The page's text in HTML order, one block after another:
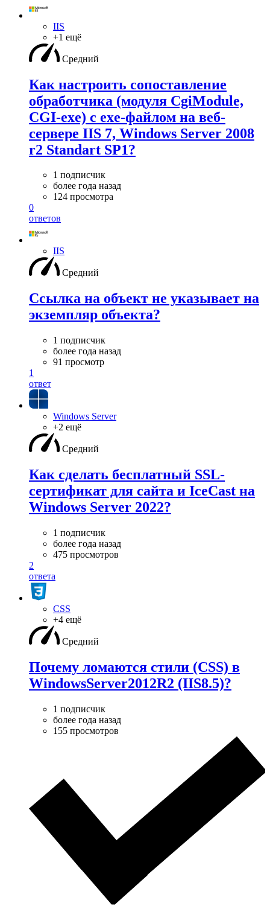
IIS
+1 ещё
Средний
Как настроить сопоставление
обработчика (модуля CgiModule,
CGI-exe) c exe-файлом на веб-
сервере IIS 7, Windows Server 2008
r2 Standart SP1?
1 подписчик
более года назад
124 просмотра
0
ответов
IIS
Средний
Ссылка на объект не указывает на
экземпляр объекта?
1 подписчик
более года назад
91 просмотр
1
ответ
Windows Server
+2 ещё
Средний
Как сделать бесплатный SSL-
сертификат для сайта и IceCast на
Windows Server 2022?
1 подписчик
более года назад
475 просмотров
2
ответа
CSS
+4 ещё
Средний
Почему ломаются стили (CSS) в
WindowsServer2012R2 (IIS8.5)?
1 подписчик
более года назад
155 просмотров